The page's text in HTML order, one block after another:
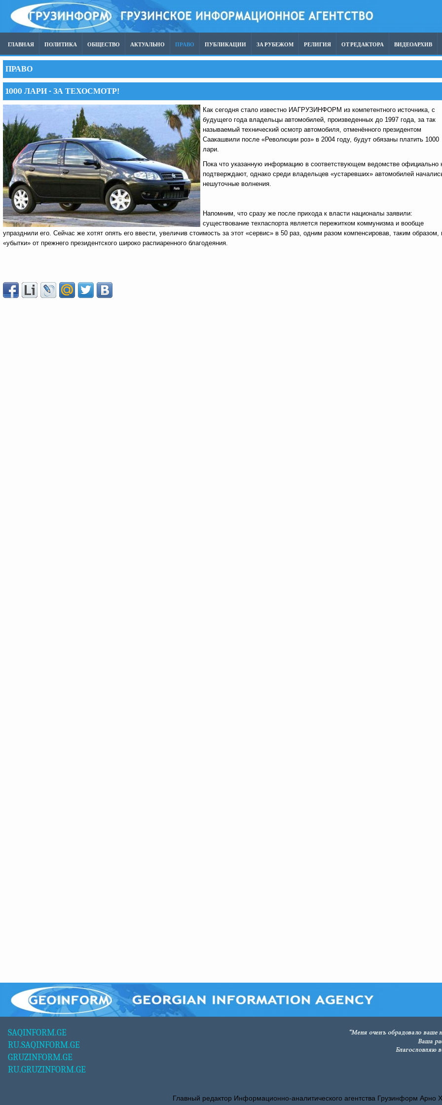
ГЛАВНАЯ ПОЛИТИКА ОБЩЕСТВО АКТУАЛЬНО ПРАВО ПУБЛИКАЦИИ ЗА РУБЕЖОМ РЕЛИГИЯ ОТ РЕДАКТОРА ВИДЕОАРХИВ
ПРАВО
1000 ЛАРИ - ЗА ТЕХОСМОТР!
Как сегодня стало известно ИАГРУЗИНФОРМ из компетентного источника, с
будущего года владельцы автомобилей, произведенных до 1997 года, за так
называемый технический осмотр автомобиля, отменённого президентом
Саакашвили после «Революции роз» в 2004 году, будут обязаны платить 1000
лари.
Пока что указанную информацию в соответствующем ведомстве официально
подтверждают, однако среди владельцев «устаревших» автомобилей
нешуточные волнения.
Напомним, что сразу же после прихода к власти националы заявили:
существование техпаспорта является пережитком коммунизма и вообще
упразднили его. Сейчас же хотят опять его ввести, увеличив стоимость за этот «сервис» в 50 раз, одним разом компенсировав, таким образом,
«убытки» от прежнего президентского широко распиаренного благодеяния.
SAQINFORM.GE
RU.SAQINFORM.GE
GRUZINFORM.GE
RU.GRUZINFORM.GE
Главный редактор Информационно-аналитического агентства Грузинформ Арно